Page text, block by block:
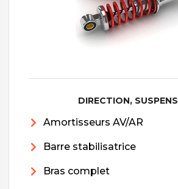
DIRECTION,
Amortisseurs AV/AR
Barre stabilisatrice
Bras complet